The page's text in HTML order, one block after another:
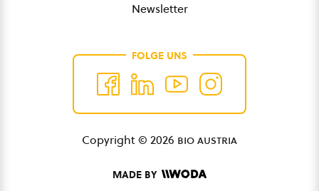
Newsletter
FOLGE UNS
Copyright © 2026 bio austria
MADE BY